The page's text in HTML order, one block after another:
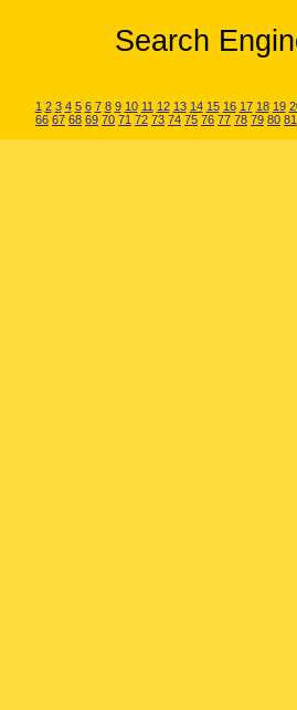
Search
1 2 3 4 5 6 7 8 9 10 11 12 13 14 15 16 17 18 19
66 67 68 69 70 71 72 73 74 75 76 77 78 79 80 81